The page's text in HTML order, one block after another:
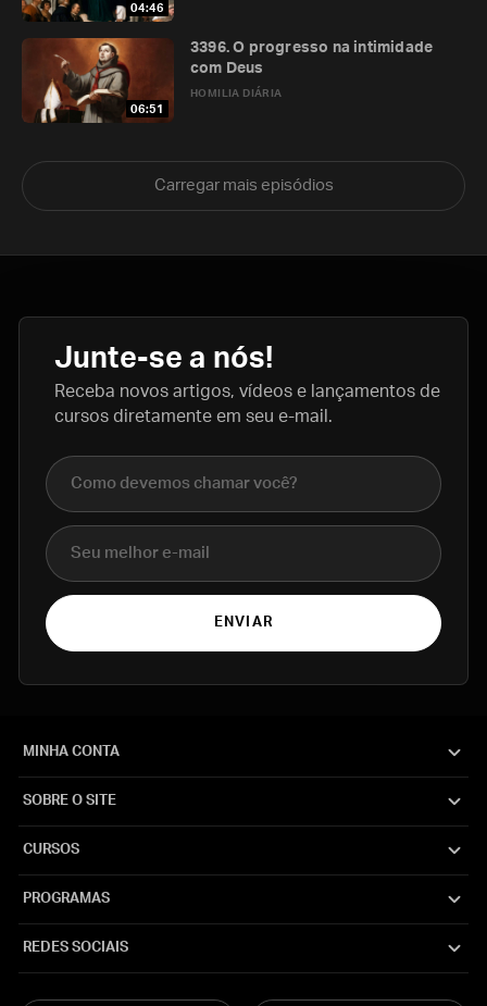
04:46
06:51
HOMILIA DIÁRIA
3396. O progresso na intimidade
com Deus
Carregar mais episódios
Junte-se a nós!
Receba novos artigos, vídeos e lançamentos de
cursos diretamente em seu e-mail.
Nome completo
E-mail
ENVIAR
MINHA CONTA
SOBRE O SITE
CURSOS
PROGRAMAS
REDES SOCIAIS